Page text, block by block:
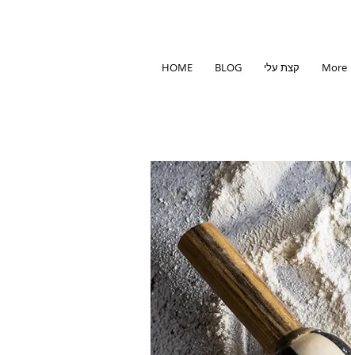
HOME BLOG קצת עלי More